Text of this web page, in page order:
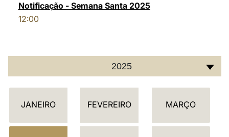
Notificação - Semana Santa 2025
12:00
2025
C
L
JANEIRO FEVEREIRO MARÇO